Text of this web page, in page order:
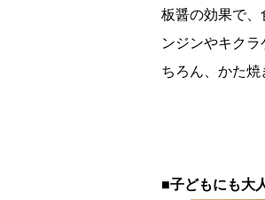
板醤の効果で
ンジンやキク
ちろん、かた
■子どもにも大